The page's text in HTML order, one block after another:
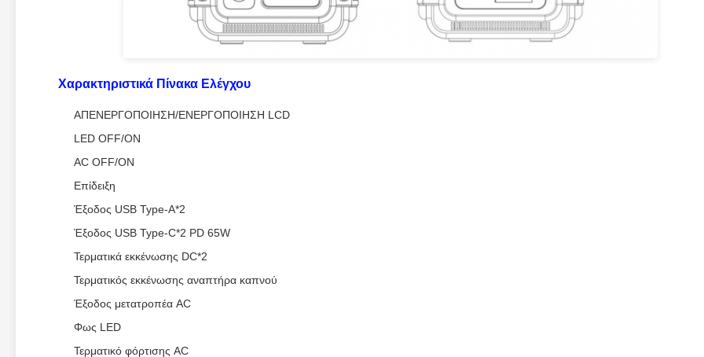
Χαρακτηριστικά Πίνακα Ελέγχου
ΑΠΕΝΕΡΓΟΠΟΙΗΣΗ/ΕΝΕΡΓΟΠΟΙΗΣΗ LCD
LED OFF/ON
AC OFF/ON
Επίδειξη
Έξοδος USB Type-A*2
Έξοδος USB Type-C*2 PD 65W
Τερματικά εκκένωσης DC*2
Τερματικός εκκένωσης αναπτήρα καπνού
Έξοδος μετατροπέα AC
Φως LED
Τερματικό φόρτισης AC